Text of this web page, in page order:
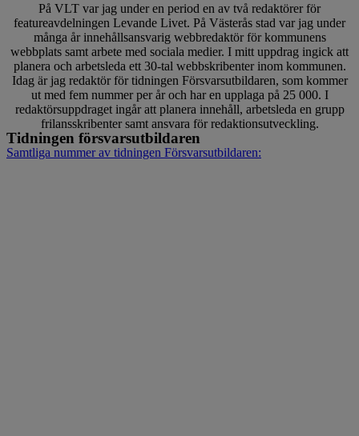
På VLT var jag under en period en av två redaktörer för
featureavdelningen Levande Livet. På Västerås stad var jag under
många år innehållsansvarig webbredaktör för kommunens
webbplats samt arbete med sociala medier. I mitt uppdrag ingick att
planera och arbetsleda ett 30-tal webbskribenter inom kommunen.
Idag är jag redaktör för tidningen Försvarsutbildaren, som kommer
ut med fem nummer per år och har en upplaga på 25 000. I
redaktörsuppdraget ingår att planera innehåll, arbetsleda en grupp
frilansskribenter samt ansvara för redaktionsutveckling.
Tidningen försvarsutbildaren
Samtliga nummer av tidningen Försvarsutbildaren: